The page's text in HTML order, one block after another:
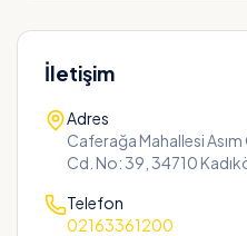
İletişim
Adres
Caferağa Mahallesi
Cd. No: 39, 34710
Telefon
02163361200